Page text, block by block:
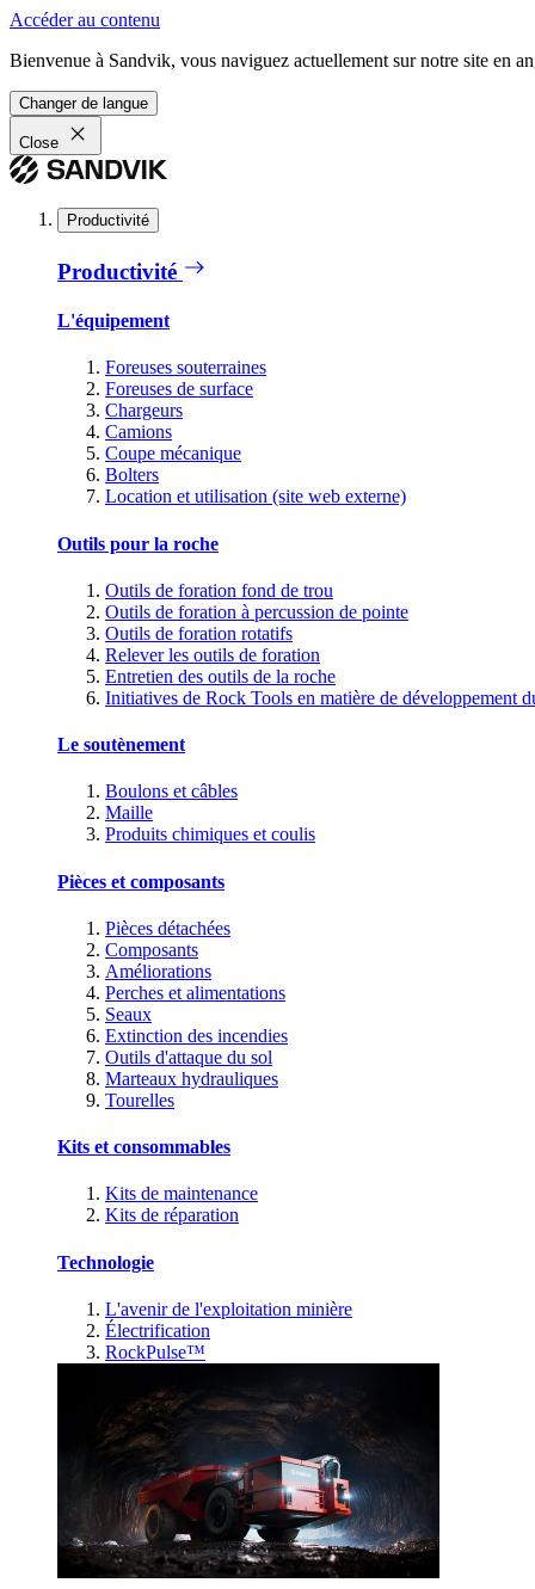
Accéder au contenu
Bienvenue à Sandvik, vous naviguez actuellement sur notre site en
Changer de langue
Close
Productivité
Productivité
L'équipement
Foreuses souterraines
Foreuses de surface
Chargeurs
Camions
Coupe mécanique
Bolters
Location et utilisation (site web externe)
Outils pour la roche
Outils de foration fond de trou
Outils de foration à percussion de pointe
Outils de foration rotatifs
Relever les outils de foration
Entretien des outils de la roche
Initiatives de Rock Tools en matière de développement
Le soutènement
Boulons et câbles
Maille
Produits chimiques et coulis
Pièces et composants
Pièces détachées
Composants
Améliorations
Perches et alimentations
Seaux
Extinction des incendies
Outils d'attaque du sol
Marteaux hydrauliques
Tourelles
Kits et consommables
Kits de maintenance
Kits de réparation
Technologie
L'avenir de l'exploitation minière
Électrification
RockPulse™